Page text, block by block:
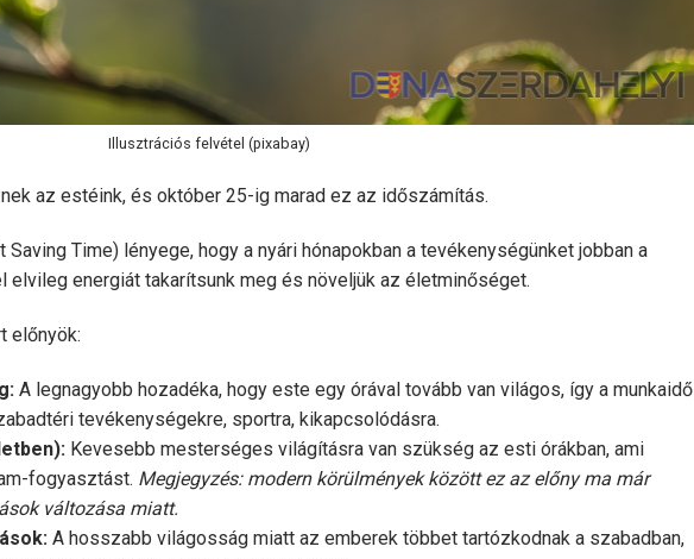
Illusztrációs felvétel (pixabay)
az estéink, és október 25-ig marad ez az időszámítás.
Time) lényege, hogy a nyári hónapokban a tevékenységünket jobban a
energiát takarítsunk meg és növeljük az életminőséget.
előnyök:
A legnagyobb hozadéka, hogy este egy órával tovább van világos, így a munkaidő
tevékenységekre, sportra, kikapcsolódásra.
Kevesebb mesterséges világításra van szükség az esti órákban, ami
fogyasztást. Megjegyzés: modern körülmények között ez az előny ma már
változása miatt.
A hosszabb világosság miatt az emberek többet tartózkodnak a szabadban,